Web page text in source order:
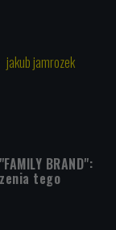
jakub jamrozek
BRAND":
tego